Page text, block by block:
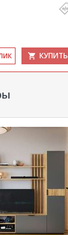
КУПИТЬ